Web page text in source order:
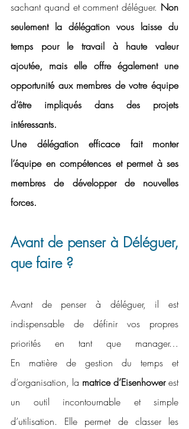
sachant quand et comment déléguer. Non
seulement la délégation vous laisse du
temps pour le travail à haute valeur
ajoutée, mais elle offre également une
opportunité aux membres de votre équipe
d’être impliqués dans des projets
intéressants.
Une délégation efficace fait monter
l’équipe en compétences et permet à ses
membres de développer de nouvelles
forces.
Avant de penser à Déléguer,
que faire ?
Avant de penser à déléguer, il est
indispensable de définir vos propres
priorités en tant que manager…
En matière de gestion du temps et
d’organisation, la matrice d’Eisenhower est
un outil incontournable et simple
d’utilisation. Elle permet de classer les